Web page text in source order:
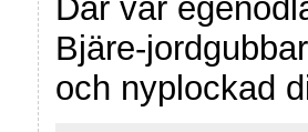
Där var
Bjäre-
och nyplockad